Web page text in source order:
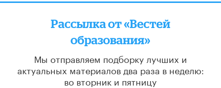
Рассылка от «Вестей
образования»
Мы отправляем подборку лучших и
актуальных материалов два раза в неделю:
во вторник и пятницу